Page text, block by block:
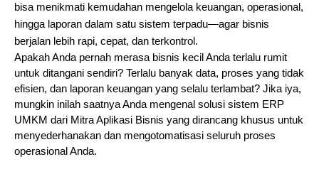
bisa menikmati kemudahan mengelola keuangan, operasional,
hingga laporan dalam satu sistem terpadu—agar bisnis
berjalan lebih rapi, cepat, dan terkontrol.
Apakah Anda pernah merasa bisnis kecil Anda terlalu rumit
untuk ditangani sendiri? Terlalu banyak data, proses yang tidak
efisien, dan laporan keuangan yang selalu terlambat? Jika iya,
mungkin inilah saatnya Anda mengenal solusi sistem ERP
UMKM dari Mitra Aplikasi Bisnis yang dirancang khusus untuk
menyederhanakan dan mengotomatisasi seluruh proses
operasional Anda.